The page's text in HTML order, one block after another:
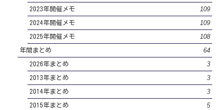
2023年開催メモ 109
2024年開催メモ 109
2025年開催メモ 108
年間まとめ 64
2026年まとめ 3
2013年まとめ 3
2014年まとめ 3
2015年まとめ 5